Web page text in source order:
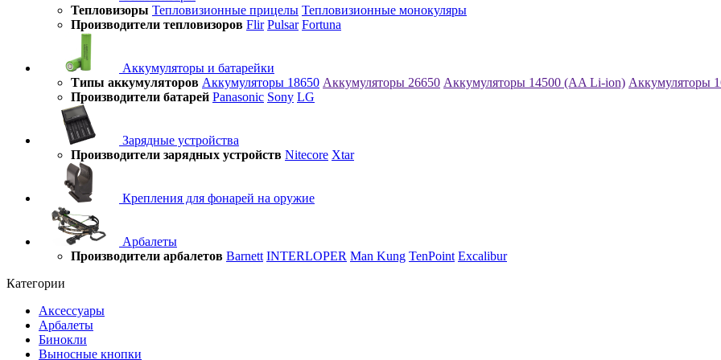
Тепловизоры Тепловизионные прицелы Тепловизионные монокуляры
Производители тепловизоров Flir Pulsar Fortuna
Аккумуляторы и батарейки
Типы аккумуляторов Аккумуляторы 18650 Аккумуляторы 26650 Аккумуляторы 14500 (AA Li-ion) Аккумуляторы
Производители батарей Panasonic Sony LG
Зарядные устройства
Производители зарядных устройств Nitecore Xtar
Крепления для фонарей на оружие
Арбалеты
Производители арбалетов Barnett INTERLOPER Man Kung TenPoint Excalibur
Категории
Аксессуары
Арбалеты
Бинокли
Выносные кнопки